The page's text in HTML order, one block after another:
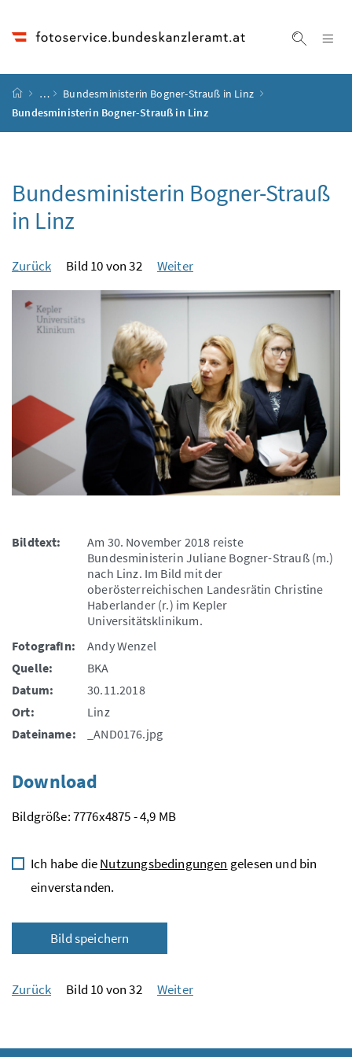
Startseite
…
Bundesministerin Bogner-Strauß in Linz
Bundesministerin Bogner-Strauß in Linz
Bundesministerin Bogner-Strauß
in Linz
Zurück Bild 10 von 32 Weiter
Bildtext:
Am 30. November 2018 reiste
Bundesministerin Juliane Bogner-Strauß (m.)
nach Linz. Im Bild mit der
oberösterreichischen Landesrätin Christine
Haberlander (r.) im Kepler
Universitätsklinikum.
FotografIn:
Andy Wenzel
Quelle:
BKA
Datum:
30.11.2018
Ort:
Linz
Dateiname:
_AND0176.jpg
Download
Bildgröße: 7776x4875 - 4,9 MB
Ich habe dieNutzungsbedingungen gelesen und bin
einverstanden.
Bild speichern
Zurück Bild 10 von 32 Weiter